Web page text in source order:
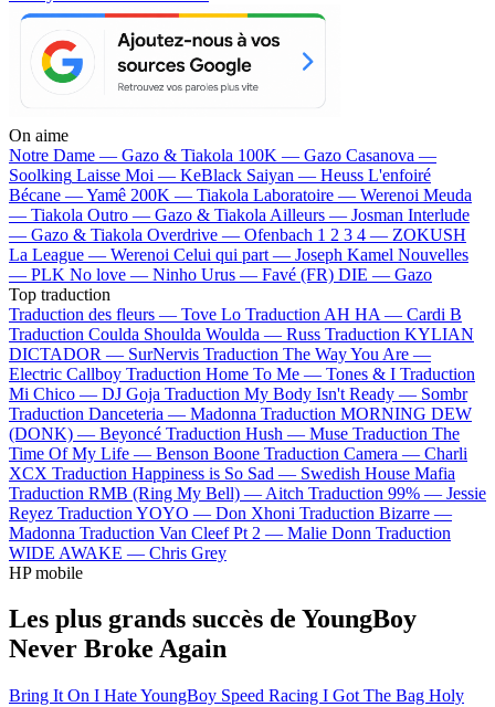
On aime
Notre Dame — Gazo & Tiakola 100K — Gazo Casanova —
Soolking Laisse Moi — KeBlack Saiyan — Heuss L'enfoiré
Bécane —Yamê 200K — Tiakola Laboratoire — Werenoi Meuda
— Tiakola Outro — Gazo & Tiakola Ailleurs — Josman Interlude
— Gazo & Tiakola Overdrive — Ofenbach 1 2 3 4 — ZOKUSH
La League — Werenoi Celui qui part — Joseph Kamel Nouvelles
— PLK No love — Ninho Urus — Favé (FR) DIE — Gazo
Top traduction
Traduction des fleurs — Tove Lo Traduction AH HA — Cardi B
Traduction Coulda Shoulda Woulda — Russ Traduction KYLIAN
DICTADOR — SurNervis Traduction The Way You Are —
Electric Callboy Traduction Home To Me — Tones & I Traduction
Mi Chico — DJ Goja Traduction My Body Isn't Ready — Sombr
Traduction Danceteria — Madonna Traduction MORNING DEW
(DONK) — Beyoncé Traduction Hush — Muse Traduction The
Time Of My Life — Benson Boone Traduction Camera — Charli
XCX Traduction Happiness is So Sad — Swedish House Mafia
Traduction RMB (Ring My Bell) — Aitch Traduction 99% — Jessie
Reyez Traduction YOYO — Don Xhoni Traduction Bizarre —
Madonna Traduction Van Cleef Pt 2 — Malie Donn Traduction
WIDE AWAKE — Chris Grey
HP mobile
Les plus grands succès de YoungBoy
Never Broke Again
Bring It On I Hate YoungBoy Speed Racing I Got The Bag Holy